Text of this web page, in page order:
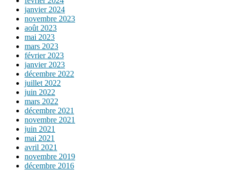
janvier 2024
novembre 2023
août 2023
mai 2023
mars 2023
février 2023
janvier 2023
décembre 2022
juillet 2022
juin 2022
mars 2022
décembre 2021
novembre 2021
juin 2021
mai 2021
avril 2021
novembre 2019
décembre 2016